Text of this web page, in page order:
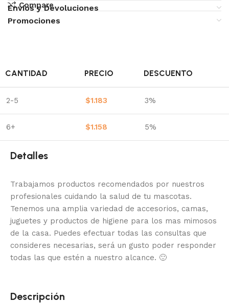
Compare
Envíos y Devoluciones
Promociones
CANTIDAD PRECIO DESCUENTO
2-5 $1.183 3%
6+ $1.158 5%
Detalles
Trabajamos productos recomendados por nuestros
profesionales cuidando la salud de tu mascotas.
Tenemos una amplia variedad de accesorios, camas,
juguetes y productos de higiene para los mas mimosos
de la casa. Puedes efectuar todas las consultas que
consideres necesarias, será un gusto poder responder
todas las que estén a nuestro alcance. 🙂
Descripción